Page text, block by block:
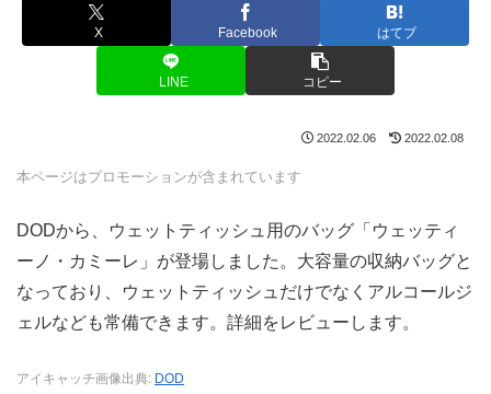
X Facebook はてブ
LINE コピー
2022.02.06 2022.02.08
本ページはプロモーションが含まれています
DODから、ウェットティッシュ用のバッグ「ウェッティ
ーノ・カミーレ」が登場しました。大容量の収納バッグと
なっており、ウェットティッシュだけでなくアルコールジ
ェルなども常備できます。詳細をレビューします。
アイキャッチ画像出典: DOD